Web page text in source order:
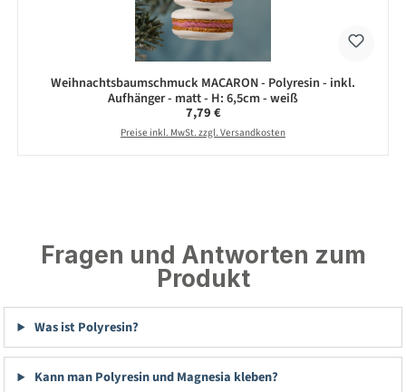
Weihnachtsbaumschmuck MACARON - Polyresin - inkl.
Aufhänger - matt - H: 6,5cm - weiß
Regulärer Preis:
7,79 €
Preise inkl. MwSt. zzgl. Versandkosten
Fragen und Antworten zum
Produkt
Was ist Polyresin?
Kann man Polyresin und Magnesia kleben?